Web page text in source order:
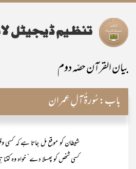
بیان القرآن حصّہ دوم
باب:سُورۃُ آلِ عِمران
شیطان کو موقع مل جاتا ہے کہ کسی
کسی شخص کو پھسلا دے‘ خواہ وہ کتنا